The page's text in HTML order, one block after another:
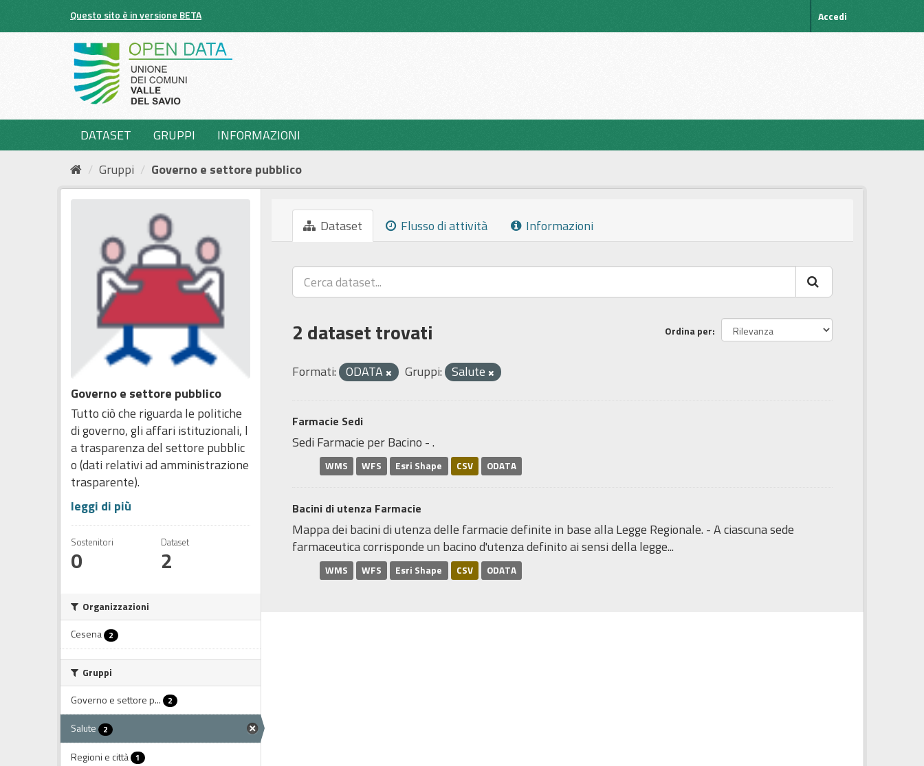
Questo sito è in versione BETA Accedi
DATASET GRUPPI
INFORMAZIONI
Gruppi
Governo e settore pubblico
Governo e settore pubblico
Tutto ciò che riguarda le politiche
di governo, gli affari istituzionali, l
a trasparenza del settore pubblic
o (dati relativi ad amministrazione
trasparente).
leggi di più
Sostenitori
0
Dataset
2
Organizzazioni
Cesena 2
Gruppi
Governo e settore p...
2
Salute 2
Regioni e città 1
Dataset Flusso di attività Informazioni
Ordina per
2 dataset trovati
Formati: ODATA Gruppi: Salute
Farmacie Sedi
Sedi Farmacie per Bacino - .
WMS WFS Esri Shape CSV ODATA
Bacini di utenza Farmacie
Mappa dei bacini di utenza delle farmacie definite in base alla Legge Regionale. - A ciascuna sede
farmaceutica corrisponde un bacino d'utenza definito ai sensi della legge...
WMS WFS Esri Shape CSV ODATA